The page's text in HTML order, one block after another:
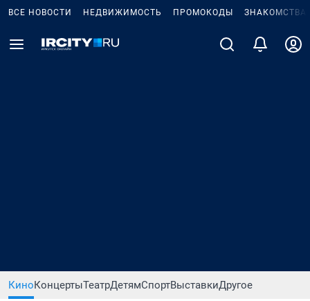
ВСЕ НОВОСТИ НЕДВИЖИМОСТЬ ПРОМОКОДЫ ЗНАКОМСТВА
КиноКонцертыТеатрДетямСпортВыставкиДругое